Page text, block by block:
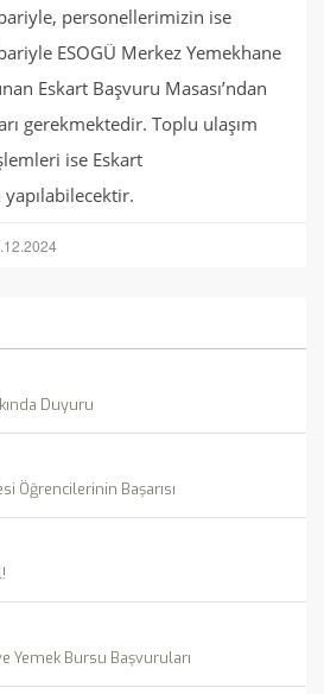
personellerimizin ise
ESOGÜ Merkez Yemekhane
Eskart Başvuru Masası’ndan
gerekmektedir. Toplu ulaşım
ise Eskart
Duyuru
Öğrencilerinin Başarısı
Yemek Bursu Başvuruları